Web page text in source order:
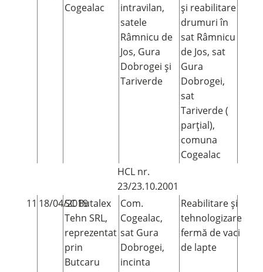
Cogealac
intravilan,
satele
Râmnicu de
Jos, Gura
Dobrogei și
Tariverde
și reabilitare
drumuri în
sat Râmnicu
de Jos, sat
Gura
Dobrogei,
sat
Tariverde (
parțial),
comuna
Cogealac
HCL nr.
23/23.10.2001
11 18/04/2019SC Butalex
Tehn SRL,
reprezentat
prin
Butcaru
Com.
Cogealac,
sat Gura
Dobrogei,
incinta
Reabilitare și
tehnologizare
fermă de vaci
de lapte